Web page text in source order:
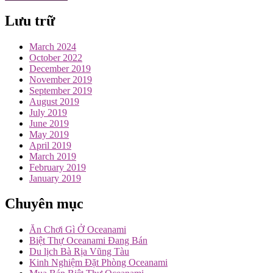
Lưu trữ
March 2024
October 2022
December 2019
November 2019
September 2019
August 2019
July 2019
June 2019
May 2019
April 2019
March 2019
February 2019
January 2019
Chuyên mục
Ăn Chơi Gì Ở Oceanami
Biệt Thự Oceanami Đang Bán
Du lịch Bà Rịa Vũng Tàu
Kinh Nghiệm Đặt Phòng Oceanami